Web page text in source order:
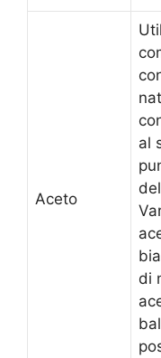
Aceto
al
di